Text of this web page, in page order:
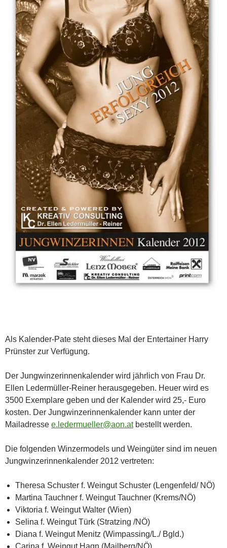
Als Kalender-Pate steht dieses Mal der Entertainer Harry
Prünster zur Verfügung.
Der Jungwinzerinnenkalender wird jährlich von Frau Dr.
Ellen Ledermüller-Reiner herausgegeben. Heuer wird es
3500 Exemplare geben und der Kalender wird 25,- Euro
kosten. Der Jungwinzerinnenkalender kann unter der
Mailadresse e.ledermueller@aon.atbestellt werden.
Die folgenden Winzermodels und Weingüter sind im neuen
Jungwinzerinnenkalender 2012 vertreten:
Theresa Schuster f. Weingut Schuster (Lengenfeld/ NÖ)
Martina Tauchner f. Weingut Tauchner (Krems/NÖ)
Viktoria f. Weingut Walter (Wien)
Selina f. Weingut Türk (Stratzing /NÖ)
Diana f. Weingut Menitz (Wimpassing/L./ Bgld.)
Carina f. Weingut Hagn (Mailberg/NÖ)